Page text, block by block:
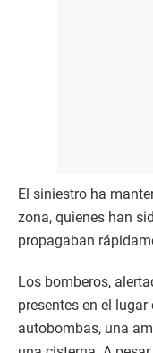
El siniestro ha
zona, quienes han
propagaban
Los bomberos,
presentes en el
autobombas, una